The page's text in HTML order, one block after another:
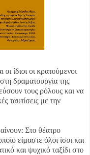
οι ίδιοι οι κρατούμενοι
δραματουργία της
τους ρόλους και να
ταυτίσεις με την
Στο θέατρο
είμαστε όλοι ίσοι και
και ψυχικό ταξίδι στο